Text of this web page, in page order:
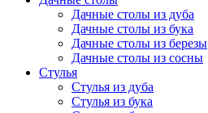
Дачные столы из дуба
Дачные столы из бука
Дачные столы из березы
Дачные столы из сосны
Стулья
Стулья из дуба
Стулья из бука